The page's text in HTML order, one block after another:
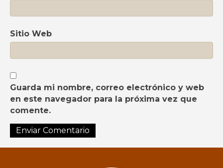
Sitio Web
Guarda mi nombre, correo electrónico y web
en este navegador para la próxima vez que
comente.